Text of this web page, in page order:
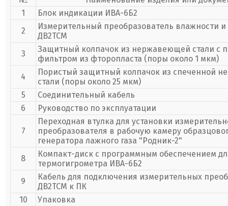
1
Блок индикации ИВА-6Б2
2
Измерительный преобразователь влажности
ДВ2ТСМ
3
Защитный колпачок из нержавеющей стали с
фильтром из фторопласта (поры около 1 мкм)
4
Пористый защитный колпачок из спеченной
стали (поры около 25 мкм)
5
Соединительный кабель
6
Руководство по эксплуатации
7
Переходная втулка для установки
преобразователя в рабочую камеру
генератора лажного газа "Родник-2"
8
Компакт-диск с программным обеспечением
термогигрометра ИВА-6Б2
9
Кабель для подключения измерительных
ДВ2ТСМ к ПК
10
Упаковка